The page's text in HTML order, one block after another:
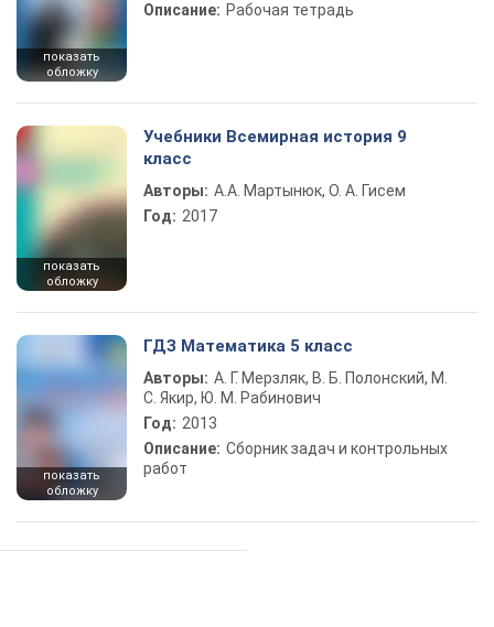
показать
обложку
Описание: Рабочая тетрадь
показать
обложку
Учебники Всемирная история 9
класс
Авторы: А.А. Мартынюк, О. А. Гисем
Год: 2017
показать
обложку
ГДЗ Математика 5 класс
Авторы: А. Г. Мерзляк, В. Б. Полонский, М.
С. Якир, Ю. М. Рабинович
Год: 2013
Описание: Сборник задач и контрольных
работ